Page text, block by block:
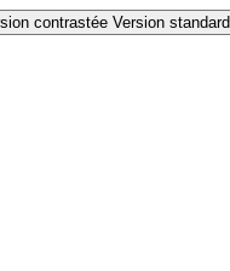
contrastée Version standard